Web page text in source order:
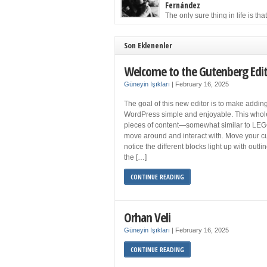
to solution may well be to get more sleep but
you get your 8 hours a night and still feel
Fernández
The only sure thing in life is that
sooner rather than later the leader of the
Revolution would succumb to that most strict
ways by the […]
Son Eklenenler
Welcome to the Gutenberg
Güneyin Işıkları February 16, 2025
The goal of this new editor is to make
WordPress simple and enjoyable. This
pieces of content—somewhat similar to
move around and interact with. Move your
notice the different blocks light up with
the […]
CONTINUE READING
Orhan Veli
Güneyin Işıkları February 16, 2025
CONTINUE READING